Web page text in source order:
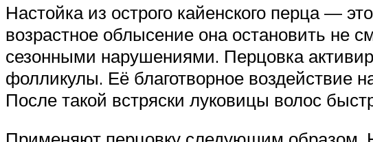
Настойка из острого кайенского перца —
возрастное облысение она остановить не
сезонными нарушениями. Перцовка
фолликулы. Её благотворное воздействие
После такой встряски луковицы волос